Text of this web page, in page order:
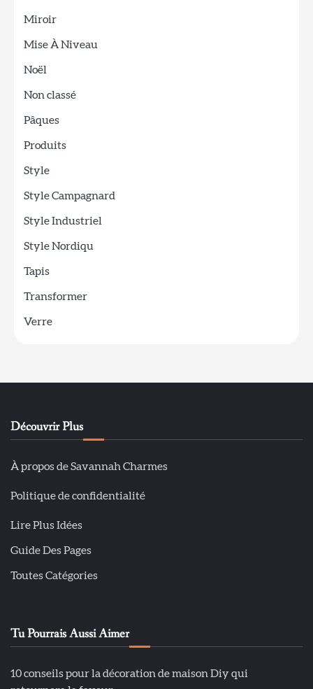
Miroir
Mise À Niveau
Noël
Non classé
Pâques
Produits
Style
Style Campagnard
Style Industriel
Style Nordiqu
Tapis
Transformer
Verre
Découvrir Plus
À propos de Savannah Charmes
Politique de confidentialité
Lire Plus Idées
Guide Des Pages
Toutes Catégories
Tu Pourrais Aussi Aimer
10 conseils pour la décoration de maison Diy qui